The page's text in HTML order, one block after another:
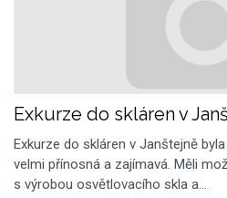
Exkurze do skláren v
Exkurze do skláren v Janštejně
velmi přínosná a zajímavá. Měli
s výrobou osvětlovacího skla a…